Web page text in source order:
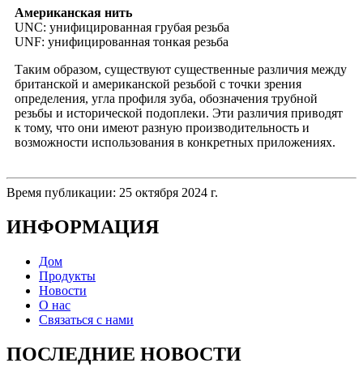
Американская нить
UNC: унифицированная грубая резьба
UNF: унифицированная тонкая резьба
Таким образом, существуют существенные различия между
британской и американской резьбой с точки зрения
определения, угла профиля зуба, обозначения трубной
резьбы и исторической подоплеки. Эти различия приводят
к тому, что они имеют разную производительность и
возможности использования в конкретных приложениях.
Время публикации: 25 октября 2024 г.
ИНФОРМАЦИЯ
Дом
Продукты
Новости
О нас
Связаться с нами
ПОСЛЕДНИЕ НОВОСТИ